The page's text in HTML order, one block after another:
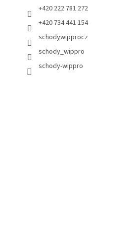
+420 222 781 272
+420 734 441 154
schodywipprocz
schody_wippro
schody-wippro